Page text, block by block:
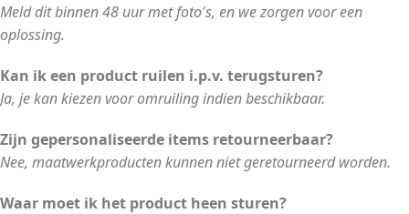
Meld dit binnen 48 uur met foto's, en we zorgen voor een
oplossing.
Kan ik een product ruilen i.p.v. terugsturen?
Ja, je kan kiezen voor omruiling indien beschikbaar.
Zijn gepersonaliseerde items retourneerbaar?
Nee, maatwerkproducten kunnen niet geretourneerd worden.
Waar moet ik het product heen sturen?